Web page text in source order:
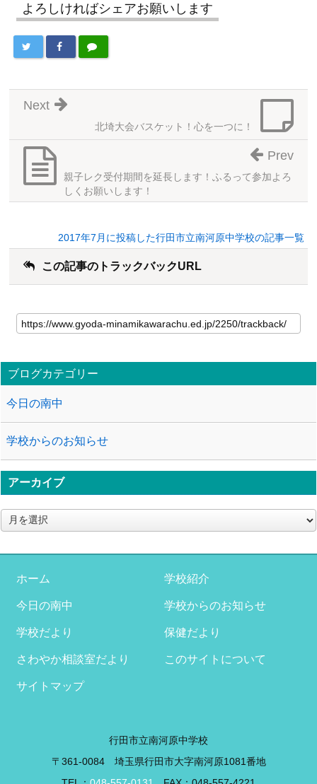
よろしければシェアお願いします
北埼大会バスケット！心を一つに！
Next
親子レク受付期間を延長します！ふるって参加よろ
しくお願いします！
Prev
2017年7月に投稿した行田市立南河原中学校の記事一覧
この記事のトラックバックURL
ブログカテゴリー
今日の南中
学校からのお知らせ
アーカイブ
ア
ー
イ
ホーム 学校紹介
今日の南中 学校からのお知らせ
学校だより 保健だより
さわやか相談室だより このサイトについて
サイトマップ
行田市立南河原中学校
〒361-0084 埼玉県行田市大字南河原1081番地